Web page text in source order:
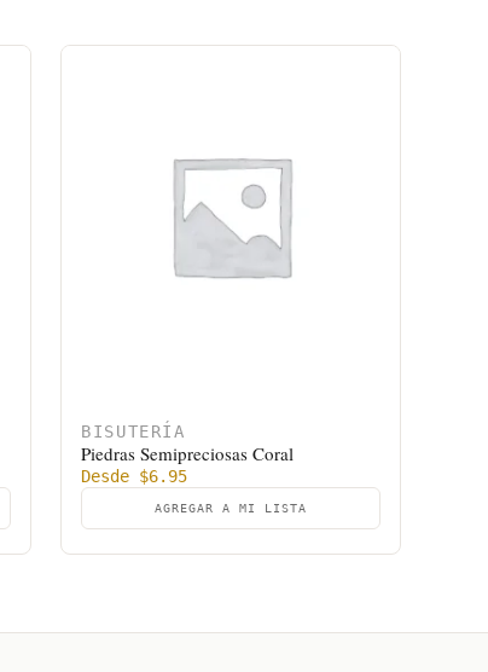
BISUTERÍA
Piedras Semipreciosas Coral
Desde $6.95
AGREGAR A MI LISTA